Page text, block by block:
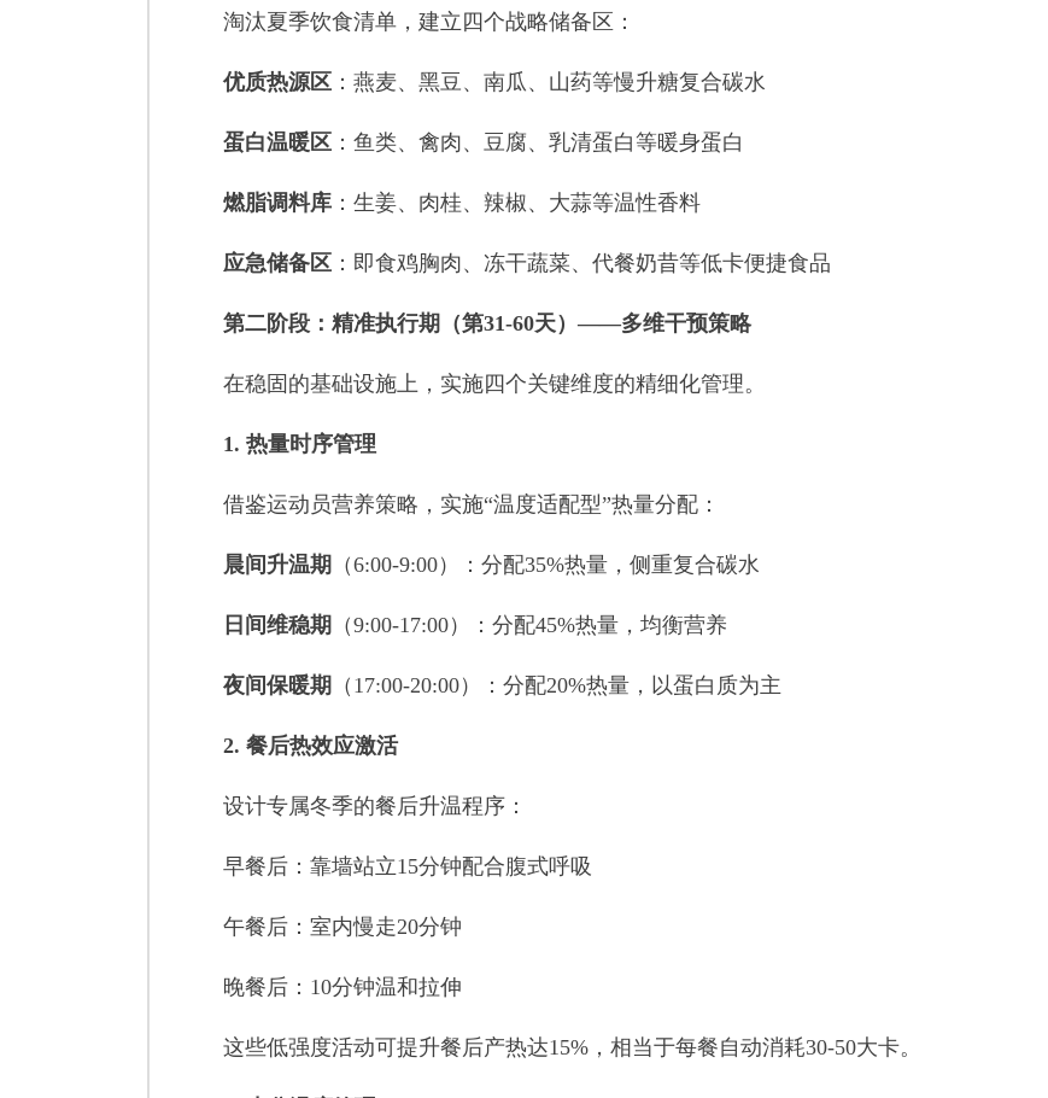
淘汰夏季饮食清单，建立四个战略储备区：
优质热源区 ：燕麦、黑豆、南瓜、山药等慢升糖复合碳水
蛋白温暖区 ：鱼类、禽肉、豆腐、乳清蛋白等暖身蛋白
燃脂调料库 ：生姜、肉桂、辣椒、大蒜等温性香料
应急储备区 ：即食鸡胸肉、冻干蔬菜、代餐奶昔等低卡便捷食品
第二阶段：精准执行期（第31-60天）——多维干预策略
在稳固的基础设施上，实施四个关键维度的精细化管理。
1. 热量时序管理
借鉴运动员营养策略，实施“温度适配型”热量分配：
晨间升温期 （6:00-9:00）：分配35%热量，侧重复合碳水
日间维稳期 （9:00-17:00）：分配45%热量，均衡营养
夜间保暖期 （17:00-20:00）：分配20%热量，以蛋白质为主
2. 餐后热效应激活
设计专属冬季的餐后升温程序：
早餐后：靠墙站立15分钟配合腹式呼吸
午餐后：室内慢走20分钟
晚餐后：10分钟温和拉伸
这些低强度活动可提升餐后产热达15%，相当于每餐自动消耗30-50大卡。